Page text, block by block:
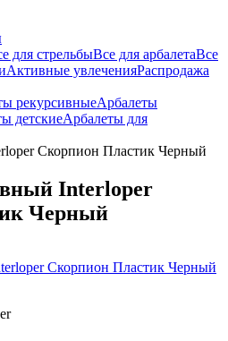
для стрельбыВсе для арбалетаВсе
Активные увлеченияРаспродажа
рекурсивныеАрбалеты
детскиеАрбалеты для
Скорпион Пластик Черный
Interloper
Черный